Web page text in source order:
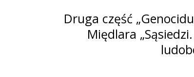
Druga część
Międlara